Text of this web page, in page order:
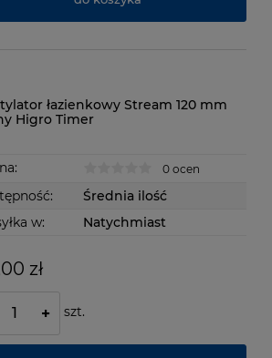
łazienkowy Stream 120 mm
Higro Timer
0 ocen
Średnia ilość
w:
Natychmiast
zł
+ szt.